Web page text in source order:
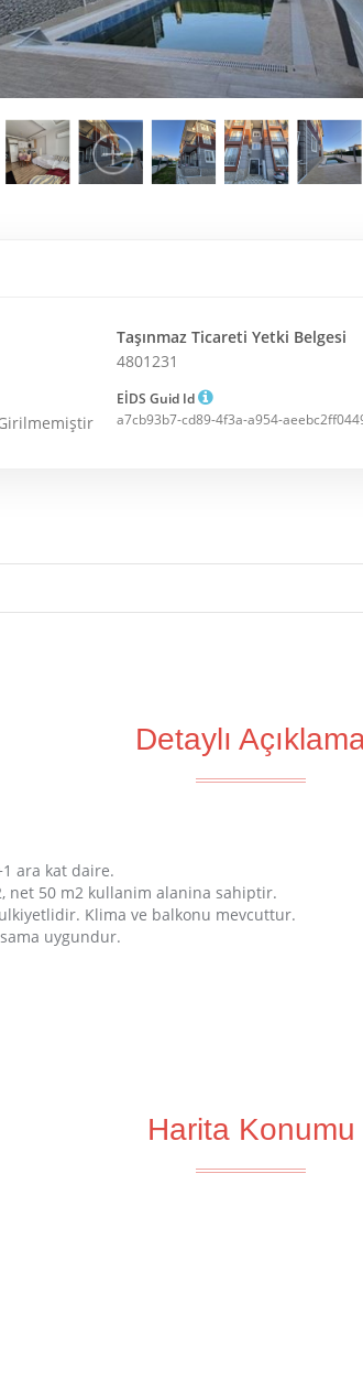
Taşınmaz Ticareti Yetki Belgesi
4801231
EİDS Guid Id
a7cb93b7-cd89-4f3a-a954-
Detaylı
ara kat daire.
net 50 m2 kullanim alanina sahiptir.
Klima ve balkonu mevcuttur.
uygundur.
Harita Konumu